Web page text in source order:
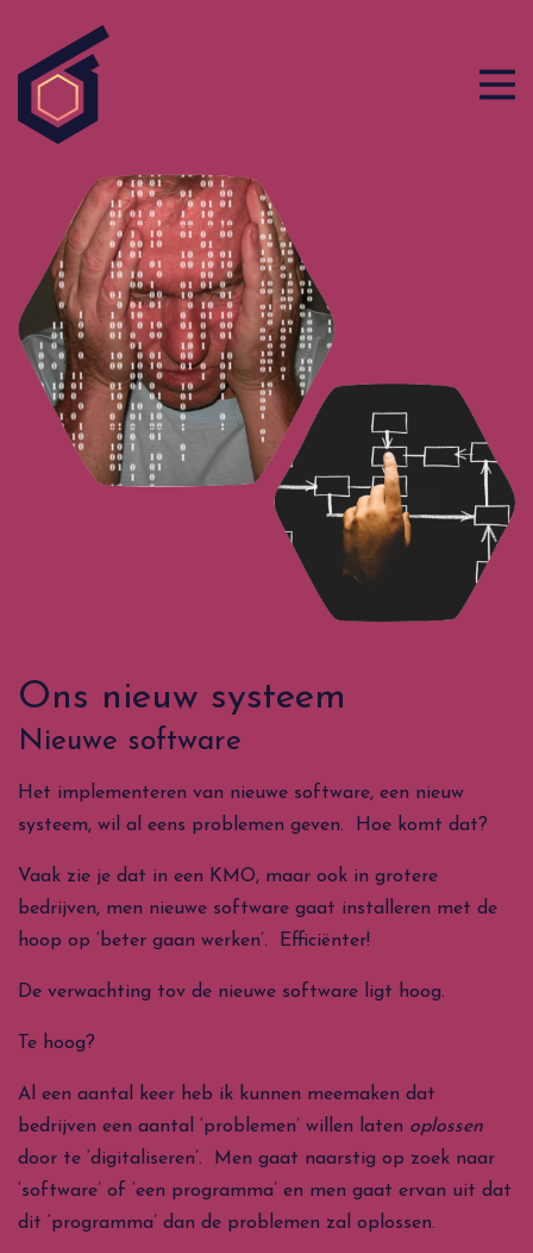
Ons nieuw systeem
Nieuwe software
Het implementeren van nieuwe software, een nieuw
systeem, wil al eens problemen geven. Hoe komt dat?
Vaak zie je dat in een KMO, maar ook in grotere
bedrijven, men nieuwe software gaat installeren met de
hoop op ‘beter gaan werken’. Efficiënter!
De verwachting tov de nieuwe software ligt hoog.
Te hoog?
Al een aantal keer heb ik kunnen meemaken dat
bedrijven een aantal ‘problemen’ willen laten oplossen
door te ‘digitaliseren’. Men gaat naarstig op zoek naar
‘software’ of ‘een programma’ en men gaat ervan uit dat
dit ‘programma’ dan de problemen zal oplossen.